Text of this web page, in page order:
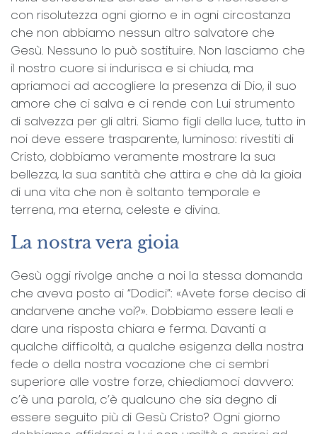
con risolutezza ogni giorno e in ogni circostanza
che non abbiamo nessun altro salvatore che
Gesù. Nessuno lo può sostituire. Non lasciamo che
il nostro cuore si indurisca e si chiuda, ma
apriamoci ad accogliere la presenza di Dio, il suo
amore che ci salva e ci rende con Lui strumento
di salvezza per gli altri. Siamo figli della luce, tutto in
noi deve essere trasparente, luminoso: rivestiti di
Cristo, dobbiamo veramente mostrare la sua
bellezza, la sua santità che attira e che dà la gioia
di una vita che non è soltanto temporale e
terrena, ma eterna, celeste e divina.
La nostra vera gioia
Gesù oggi rivolge anche a noi la stessa domanda
che aveva posto ai “Dodici”: «Avete forse deciso di
andarvene anche voi?». Dobbiamo essere leali e
dare una risposta chiara e ferma. Davanti a
qualche difficoltà, a qualche esigenza della nostra
fede o della nostra vocazione che ci sembri
superiore alle vostre forze, chiediamoci davvero:
c’è una parola, c’è qualcuno che sia degno di
essere seguito più di Gesù Cristo? Ogni giorno